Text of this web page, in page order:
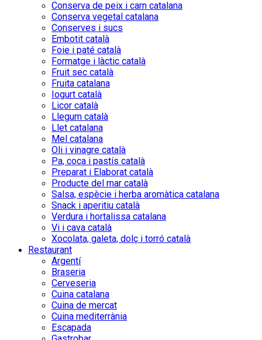
Conserva de peix i carn catalana
Conserva vegetal catalana
Conserves i sucs
Embotit català
Foie i paté català
Formatge i làctic català
Fruit sec català
Fruita catalana
Iogurt català
Licor català
Llegum català
Llet catalana
Mel catalana
Oli i vinagre català
Pa, coca i pastís català
Preparat i Elaborat català
Producte del mar català
Salsa, espècie i herba aromàtica catalana
Snack i aperitiu català
Verdura i hortalissa catalana
Vi i cava català
Xocolata, galeta, dolç i torró català
Restaurant
Argentí
Braseria
Cerveseria
Cuina catalana
Cuina de mercat
Cuina mediterrània
Escapada